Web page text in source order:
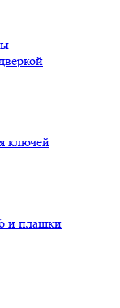
ключей
и плашки